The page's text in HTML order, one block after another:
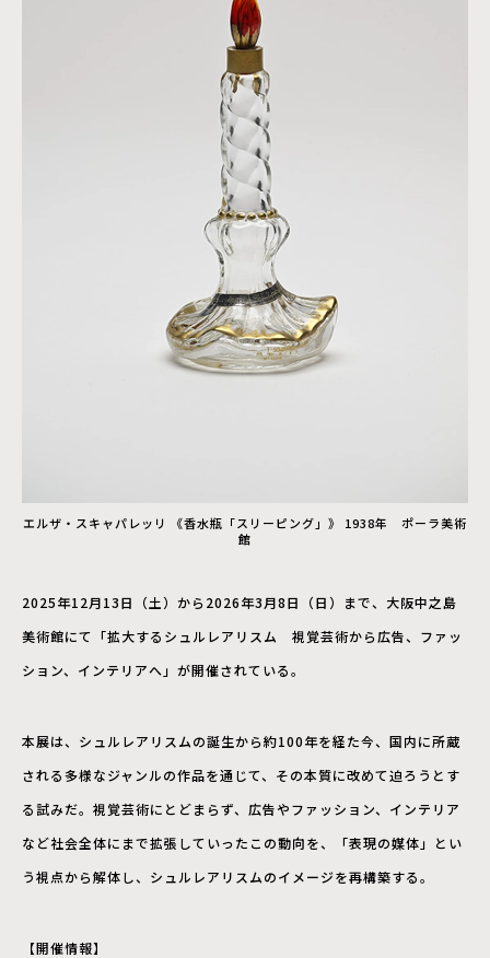
エルザ・スキャパレッリ 《香水瓶「スリーピング」》 1938年 ポーラ美術
館
2025年12月13日（土）から2026年3月8日（日）まで、大阪中之島
美術館にて「拡大するシュルレアリスム 視覚芸術から広告、ファッ
ション、インテリアへ」が開催されている。
本展は、シュルレアリスムの誕生から約100年を経た今、国内に所蔵
される多様なジャンルの作品を通じて、その本質に改めて迫ろうとす
る試みだ。視覚芸術にとどまらず、広告やファッション、インテリア
など社会全体にまで拡張していったこの動向を、「表現の媒体」とい
う視点から解体し、シュルレアリスムのイメージを再構築する。
【開催情報】